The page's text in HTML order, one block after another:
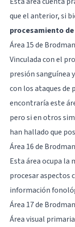
que el anterior, si
procesamiento
Área 15 de
Vinculada con el
presión sanguínea
con los ataques
encontraría este
pero si en otros
han hallado que
Área 16 de
Esta área ocupa la
procesar aspectos
información
Área 17 de
Área visual